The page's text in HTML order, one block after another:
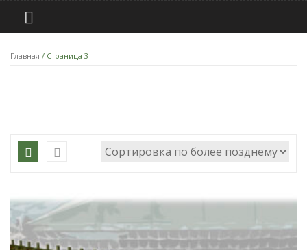
Главная / Страница 3